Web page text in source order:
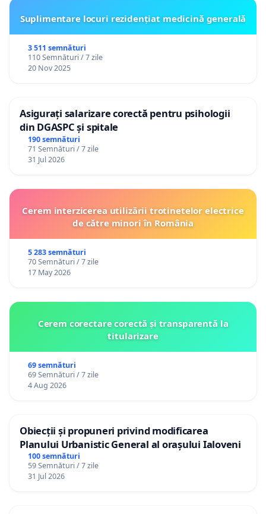
Suplimentare locuri rezidențiat medicină generală
3 511 semnături
110 Semnături / 7 zile
20 Nov 2025
Asigurați salarizare corectă pentru psihologii
din DGASPC și spitale
190 semnături
71 Semnături / 7 zile
31 Jul 2026
Cerem interzicerea utilizării trotinetelor electrice
de către minori în România
5 283 semnături
70 Semnături / 7 zile
17 May 2026
Cerem corectare corectă și transparentă la
titularizare
69 semnături
69 Semnături / 7 zile
4 Aug 2026
Obiecții și propuneri privind modificarea
Planului Urbanistic General al orașului Ialoveni
100 semnături
59 Semnături / 7 zile
31 Jul 2026